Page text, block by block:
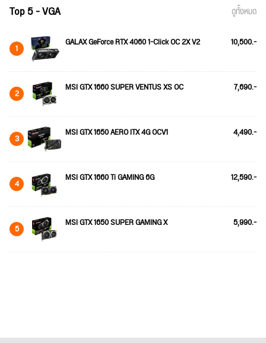
Top 5 - VGA ดูทั้งหมด
1 GALAX GeForce RTX 4060 1-Click OC 2X V2 10,500.-
2 MSI GTX 1660 SUPER VENTUS XS OC 7,690.-
3 MSI GTX 1650 AERO ITX 4G OCV1 4,490.-
4 MSI GTX 1660 Ti GAMING 6G 12,590.-
5 MSI GTX 1650 SUPER GAMING X 5,990.-